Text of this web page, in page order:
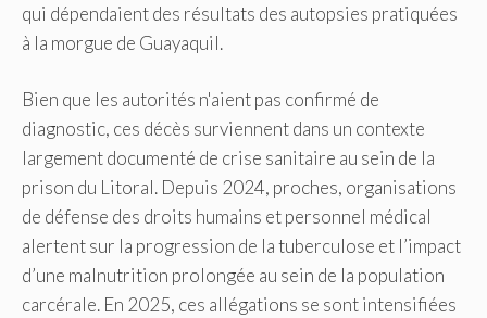
qui dépendaient des résultats des autopsies pratiquées
à la morgue de Guayaquil.
Bien que les autorités n'aient pas confirmé de
diagnostic, ces décès surviennent dans un contexte
largement documenté de crise sanitaire au sein de la
prison du Litoral. Depuis 2024, proches, organisations
de défense des droits humains et personnel médical
alertent sur la progression de la tuberculose et l’impact
d’une malnutrition prolongée au sein de la population
carcérale. En 2025, ces allégations se sont intensifiées